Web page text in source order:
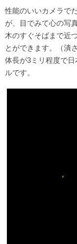
性能のいいカメラで
が、目でみて心の写
木のすぐそばまで近
とができます。（潰
体長が3ミリ程度で
ルです。